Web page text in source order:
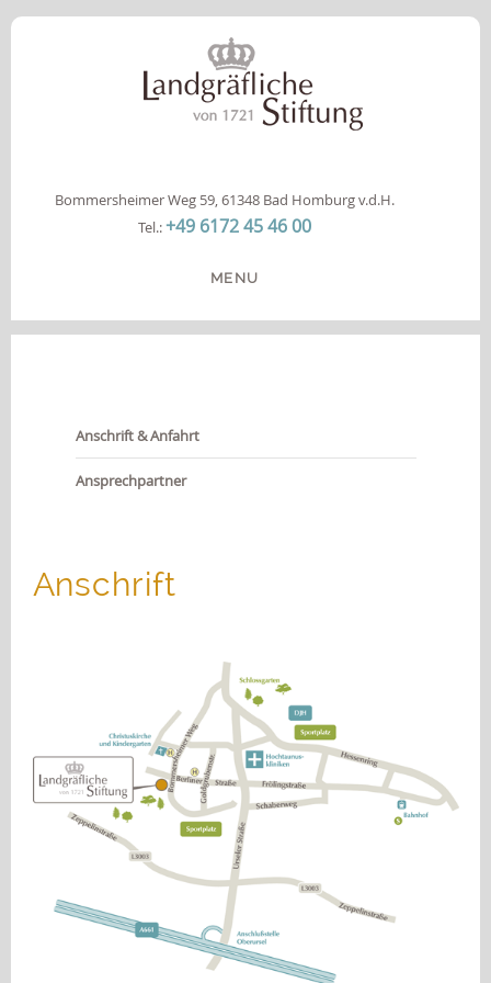
Bommersheimer Weg 59, 61348 Bad Homburg v.d.H.
Tel.:+49 6172 45 46 00
MENU
HOME
INFOS
KOOPERATION
Anschrift & Anfahrt
Ansprechpartner
Anschrift